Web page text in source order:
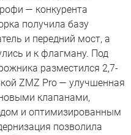
— конкурента
получила базу
и передний мост, а
и к флагману. Под
разместился 2,7-
ZMZ Pro — улучшенная
клапанами,
и оптимизированным
позволила